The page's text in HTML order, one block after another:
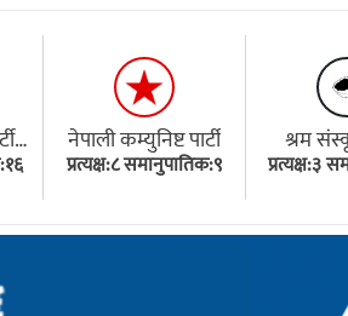
नेपाली कम्युनिष्ट पार्टी
प्रत्यक्ष:८ समानुपातिक:९
श्रम
प्रत्यक्ष:३